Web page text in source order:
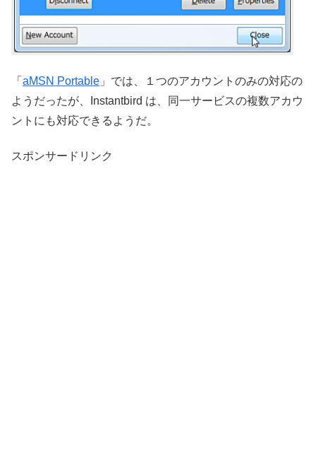
「 aMSN Portable 」では、１つのアカウントのみの対応の
ようだったが、Instantbird は、同一サービスの複数アカウ
ントにも対応できるようだ。
スポンサードリンク